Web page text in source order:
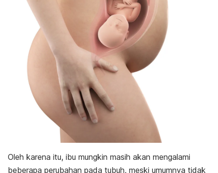
Oleh karena itu, ibu mungkin masih akan mengalami
beberapa perubahan pada tubuh, meski umumnya tidak